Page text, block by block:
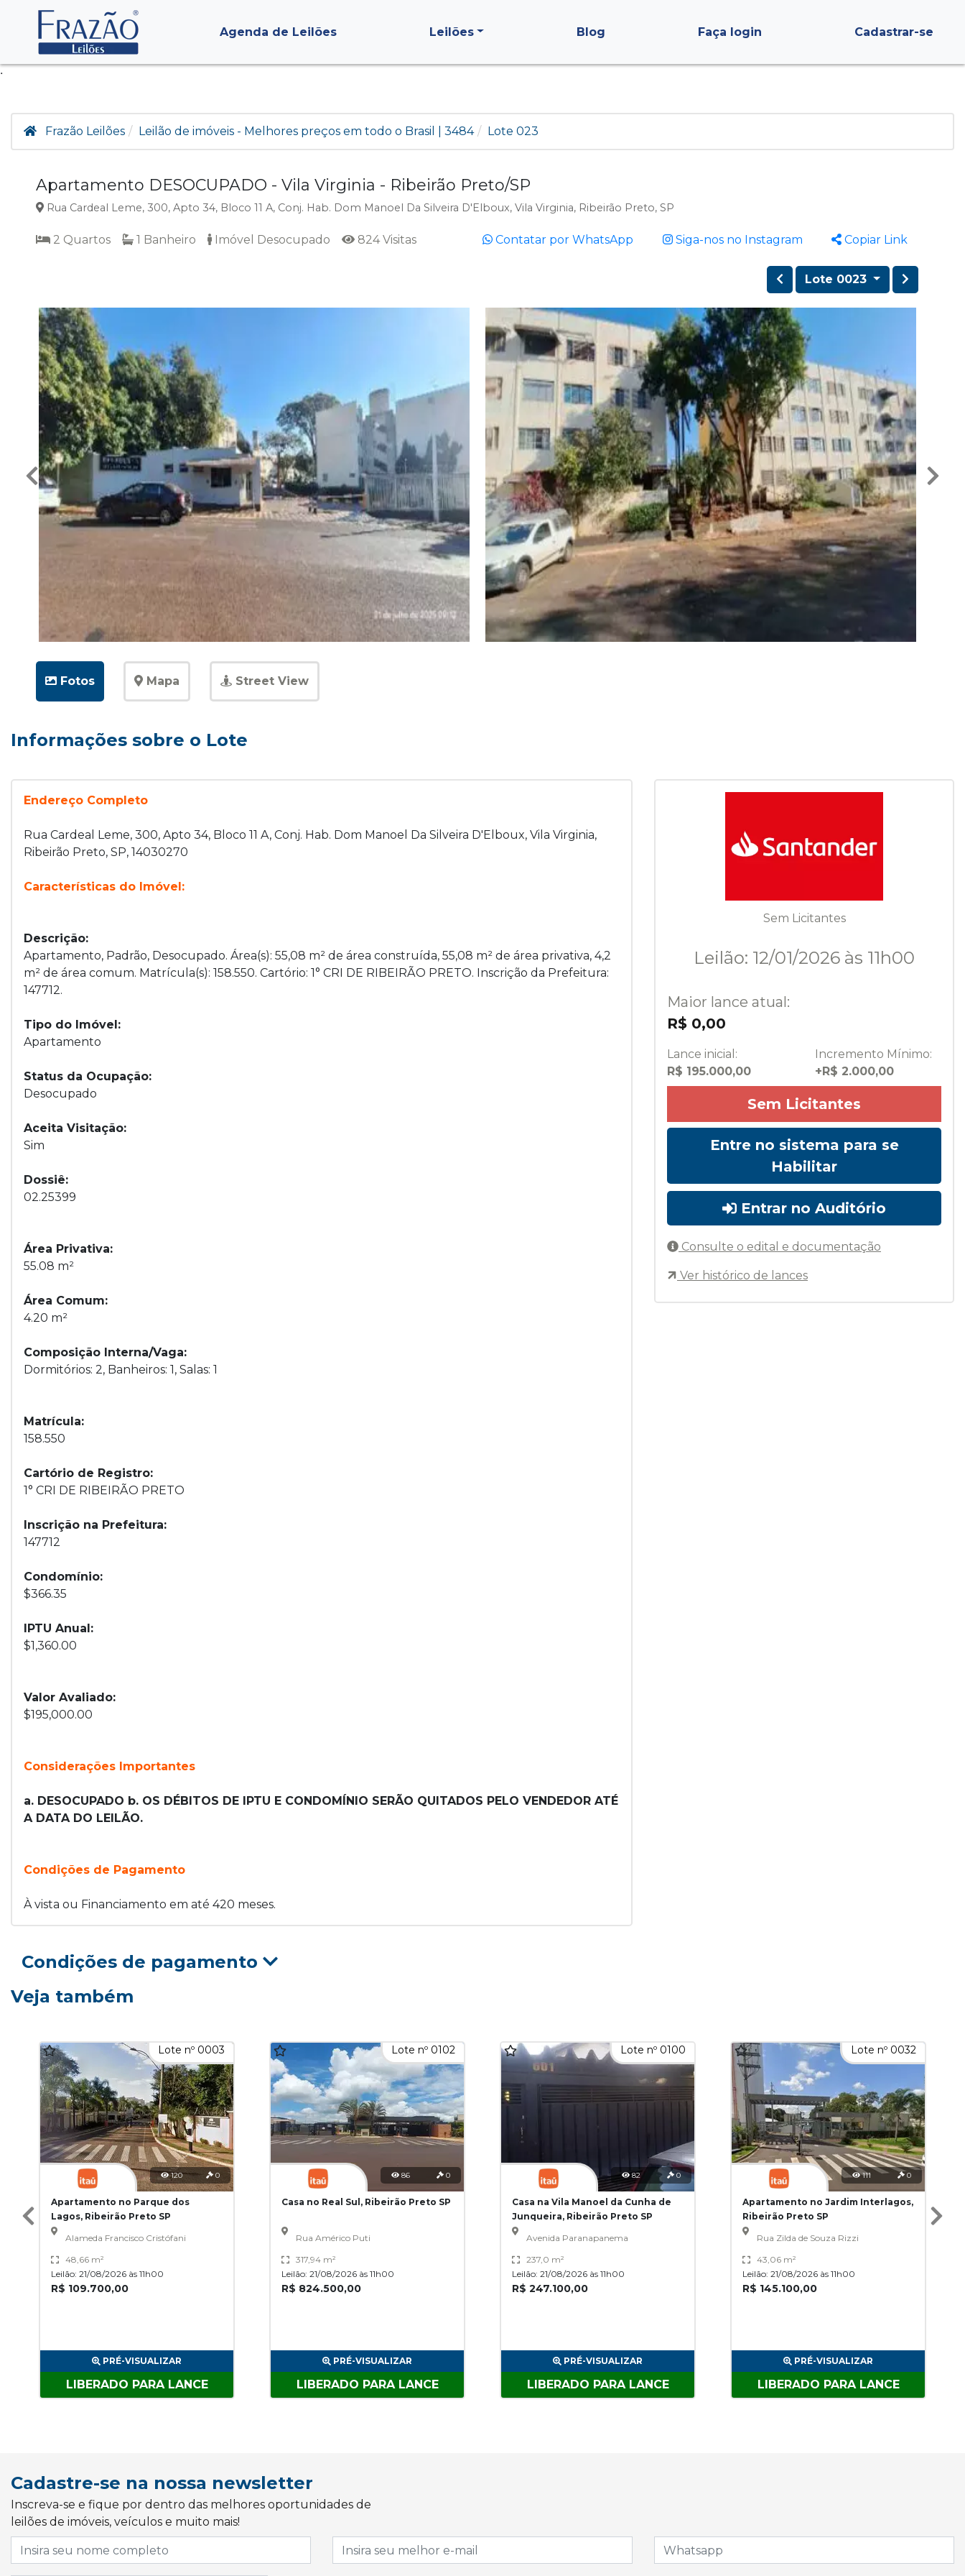
.
Agenda de Leilões Leilões Blog Faça login Cadastrar-se
Frazão Leilões Leilão de imóveis - Melhores preços em todo o Brasil | 3484 Lote 023
Apartamento DESOCUPADO - Vila Virginia - Ribeirão Preto/SP
Rua Cardeal Leme, 300, Apto 34, Bloco 11 A, Conj. Hab. Dom Manoel Da Silveira D'Elboux, Vila Virginia, Ribeirão Preto, SP
2 Quartos 1 Banheiro Imóvel Desocupado 824 Visitas Contatar por WhatsApp Siga-nos no Instagram Copiar Link
Lote 0023
Fotos Mapa Street View
Informações sobre o Lote
Endereço Completo
Rua Cardeal Leme, 300, Apto 34, Bloco 11 A, Conj. Hab. Dom Manoel Da Silveira D'Elboux, Vila Virginia,
Ribeirão Preto, SP, 14030270
Características do Imóvel:
Descrição:
Apartamento, Padrão, Desocupado. Área(s): 55,08 m² de área construída, 55,08 m² de área privativa, 4,2
m² de área comum. Matrícula(s): 158.550. Cartório: 1° CRI DE RIBEIRÃO PRETO. Inscrição da Prefeitura:
147712.
Tipo do Imóvel:
Apartamento
Status da Ocupação:
Desocupado
Aceita Visitação:
Sim
Dossiê:
02.25399
Área Privativa:
55.08 m²
Área Comum:
4.20 m²
Composição Interna/Vaga:
Dormitórios: 2, Banheiros: 1, Salas: 1
Matrícula:
158.550
Cartório de Registro:
1° CRI DE RIBEIRÃO PRETO
Inscrição na Prefeitura:
147712
Condomínio:
$366.35
IPTU Anual:
$1,360.00
Valor Avaliado:
$195,000.00
Considerações Importantes
a. DESOCUPADO b. OS DÉBITOS DE IPTU E CONDOMÍNIO SERÃO QUITADOS PELO VENDEDOR ATÉ
A DATA DO LEILÃO.
Condições de Pagamento
À vista ou Financiamento em até 420 meses.
Sem Licitantes
Leilão: 12/01/2026 às 11h00
Maior lance atual:
R$ 0,00
Lance inicial:
R$ 195.000,00
Incremento Mínimo:
+R$ 2.000,00
Sem Licitantes
Entre no sistema para se
Habilitar
Entrar no Auditório
Consulte o edital e documentação
Ver histórico de lances
Condições de pagamento
Veja também
Lote nº 0003
120 0
Apartamento no Parque dos
Lagos, Ribeirão Preto SP
Alameda Francisco Cristófani
48,66 m²
Leilão: 21/08/2026 às 11h00
R$ 109.700,00
PRÉ-VISUALIZAR
LIBERADO PARA LANCE
Lote nº 0102
86 0
Casa no Real Sul, Ribeirão Preto SP
Rua Américo Puti
317,94 m²
Leilão: 21/08/2026 às 11h00
R$ 824.500,00
PRÉ-VISUALIZAR
LIBERADO PARA LANCE
Lote nº 0100
82 0
Casa na Vila Manoel da Cunha de
Junqueira, Ribeirão Preto SP
Avenida Paranapanema
237,0 m²
Leilão: 21/08/2026 às 11h00
R$ 247.100,00
PRÉ-VISUALIZAR
LIBERADO PARA LANCE
Lote nº 0032
111 0
Apartamento no Jardim Interlagos,
Ribeirão Preto SP
Rua Zilda de Souza Rizzi
43,06 m²
Leilão: 21/08/2026 às 11h00
R$ 145.100,00
PRÉ-VISUALIZAR
LIBERADO PARA LANCE
Cadastre-se na nossa newsletter
Inscreva-se e fique por dentro das melhores oportunidades de
leilões de imóveis, veículos e muito mais!